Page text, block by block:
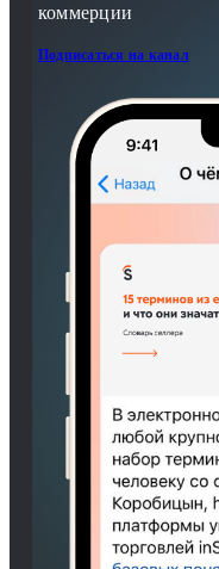
коммерции
Подписаться на канал